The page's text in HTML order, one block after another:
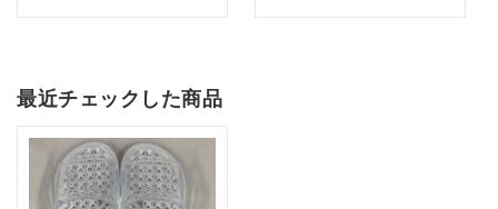
最近チェックした商品